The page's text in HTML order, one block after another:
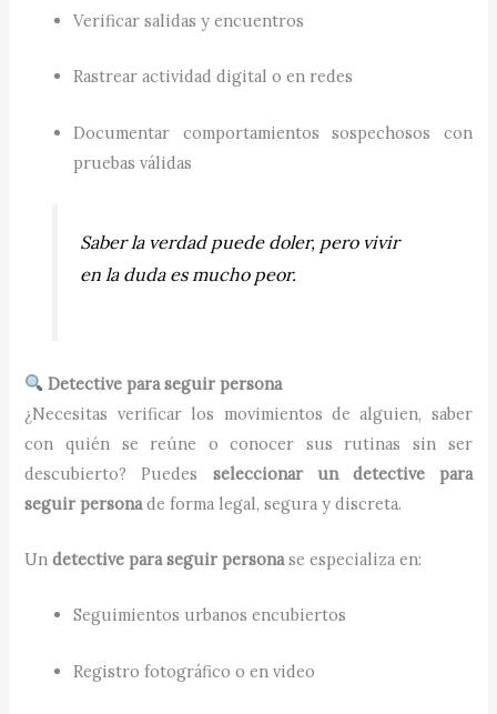
Verificar salidas y encuentros
Rastrear actividad digital o en redes
Documentar comportamientos sospechosos con
pruebas válidas
Saber la verdad puede doler, pero vivir
en la duda es mucho peor.
Detective para seguir persona
¿Necesitas verificar los movimientos de alguien, saber
con quién se reúne o conocer sus rutinas sin ser
descubierto? Puedes seleccionar un detective para
seguir persona de forma legal, segura y discreta.
Undetective para seguir personase especializa en:
Seguimientos urbanos encubiertos
Registro fotográfico o en video